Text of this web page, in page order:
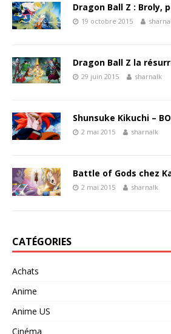
Dragon Ball Z : Broly,
19 octobre 2015
Dragon Ball Z la
29 juin 2015 sharnalk
Shunsuke Kikuchi –
2 mai 2015 sharnalk
Battle of Gods chez
2 mai 2015 sharnalk
CATÉGORIES
Achats
Anime
Anime US
Cinéma